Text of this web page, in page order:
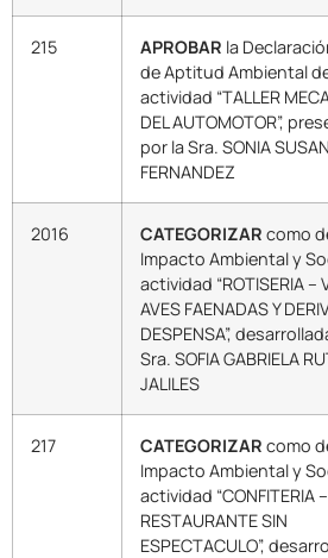
215 APROBAR la
de Aptitud Ambiental
actividad “TALLER
DEL AUTOMOTOR”,
por la Sra. SONIA
FERNANDEZ
2016 CATEGORIZAR como
Impacto Ambiental y
actividad “ROTISERIA –
AVES FAENADAS Y
DESPENSA”,
Sra. SOFIA GABRIELA
JALILES
217 CATEGORIZAR como
Impacto Ambiental y
actividad “CONFITERIA –
RESTAURANTE SIN
ESPECTACULO”,